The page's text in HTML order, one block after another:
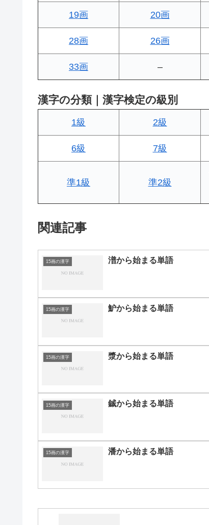
19画 20画
28画 26画
33画 –
漢字の分類｜漢字検定の級別
1級 2級
6級 7級
準1級 準2級
関連記事
15画の漢字 潽から始まる単語
15画の漢字 魲から始まる単語
15画の漢字 漿から始まる単語
15画の漢字 鋮から始まる単語
15画の漢字 潘から始まる単語